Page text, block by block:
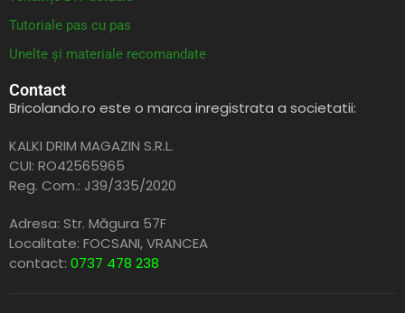
Tutoriale pas cu pas
Unelte și materiale recomandate
Contact
Bricolando.ro este o marca inregistrata a societatii:
KALKI DRIM MAGAZIN S.R.L.
CUI: RO42565965
Reg. Com.: J39/335/2020
Adresa: Str. Măgura 57F
Localitate: FOCSANI,VRANCEA
contact: 0737 478 238